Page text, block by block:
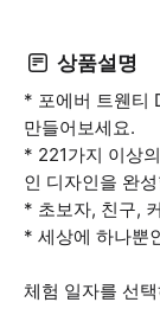
상품설명
* 포에버 트웬티
만들어보세요.
* 221가지 이상
인 디자인을 완
* 초보자, 친구,
* 세상에 하나뿐
체험 일자를 선